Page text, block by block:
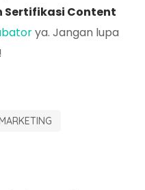
Sertifikasi Content
ya. Jangan lupa